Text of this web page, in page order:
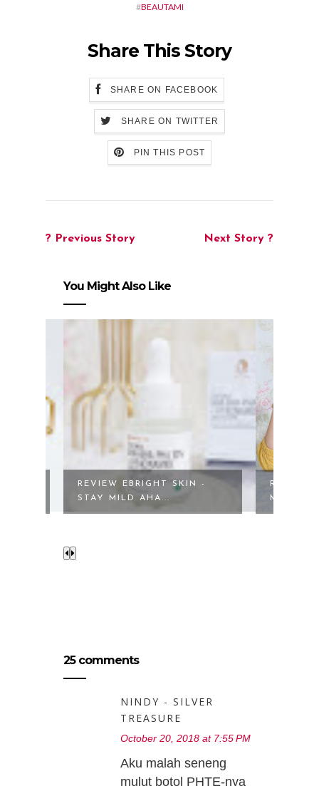
#BEAUTAMI
Share This Story
SHARE ON FACEBOOK
SHARE ON TWITTER
PIN THIS POST
? Previous Story Next Story ?
You Might Also Like
REVIEW EBRIGHT SKIN -
STAY MILD AHA...
REVIEW
25 comments
NINDY - SILVER
TREASURE
October 20, 2018 at 7:55 PM
Aku malah seneng
mulut botol PHTE-nya